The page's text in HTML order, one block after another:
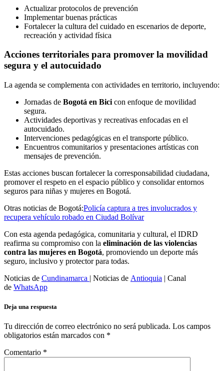
Actualizar protocolos de prevención
Implementar buenas prácticas
Fortalecer la cultura del cuidado en escenarios de deporte,
recreación y actividad física
Acciones territoriales para promover la movilidad
segura y el autocuidado
La agenda se complementa con actividades en territorio, incluyendo:
Jornadas de Bogotá en Bici con enfoque de movilidad
segura.
Actividades deportivas y recreativas enfocadas en el
autocuidado.
Intervenciones pedagógicas en el transporte público.
Encuentros comunitarios y presentaciones artísticas con
mensajes de prevención.
Estas acciones buscan fortalecer la corresponsabilidad ciudadana,
promover el respeto en el espacio público y consolidar entornos
seguros para niñas y mujeres en Bogotá.
Otras noticias de Bogotá:Policía captura a tres involucrados y
recupera vehículo robado en Ciudad Bolívar
Con esta agenda pedagógica, comunitaria y cultural, el IDRD
reafirma su compromiso con la eliminación de las violencias
contra las mujeres en Bogotá, promoviendo un deporte más
seguro, inclusivo y protector para todas.
Noticias de Cundinamarca | Noticias de Antioquia | Canal
de WhatsApp
Deja una respuesta
Tu dirección de correo electrónico no será publicada. Los campos
obligatorios están marcados con *
Comentario *